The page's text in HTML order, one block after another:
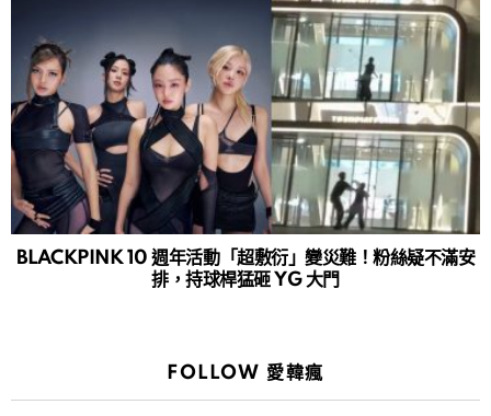
BLACKPINK 10 週年活動「超敷衍」變災難！粉絲疑不滿安
排，持球桿猛砸 YG 大門
FOLLOW 愛韓瘋